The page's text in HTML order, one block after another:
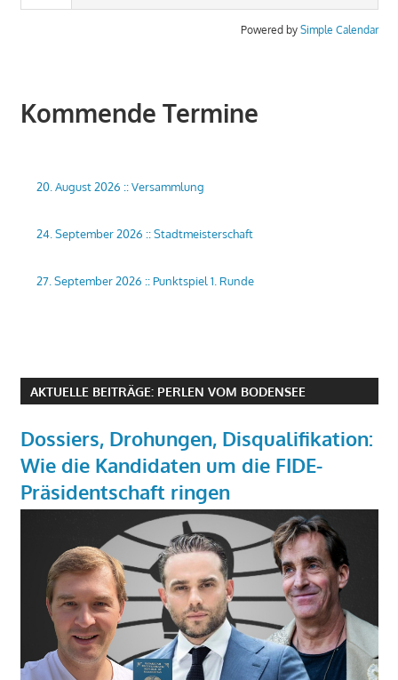
Powered by Simple Calendar
Kommende Termine
20. August 2026 ::Versammlung
24. September 2026 ::Stadtmeisterschaft
27. September 2026 :: Punktspiel 1. Runde
AKTUELLE BEITRÄGE: PERLEN VOM BODENSEE
Dossiers, Drohungen, Disqualifikation:
Wie die Kandidaten um die FIDE-
Präsidentschaft ringen